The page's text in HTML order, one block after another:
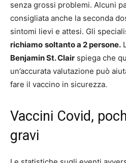
senza grossi problemi. Alcuni
consigliata anche la seconda
sintomi lievi e attesi. Gli
richiamo soltanto a 2 persone.
Benjamin St. Clair spiega che
un’accurata valutazione può
fare il vaccino in sicurezza.
Vaccini Covid,
gravi